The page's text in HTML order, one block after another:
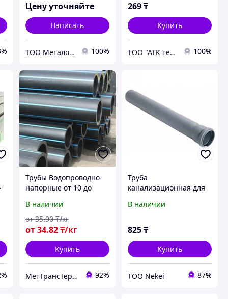
Цену уточняйте
Написать
ТОО Металон 2017 100%
269₸
Купить
ТОО "АТК техносервис" 100%
Трубы Водопроводно-
напорные от 10 до
сталь чугун ПП ПВХ
В наличии
от 34.82 ₸/кг
от 35.90 ₸/кг
Купить
МетТрансТерминал 92%
Труба
канализационная для
канализации ПП 50
В наличии
825₸
Купить
ТОО Nekei 87%